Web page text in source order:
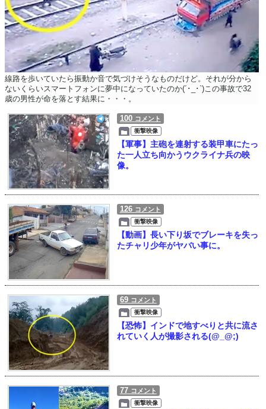
線路を歩いていたら振動か音で気づけそうなものだけど。それが分から
ないくらいスマートフォンに夢中になっていたのか(´･_･`)この事故で32
歳の男性が命を落とす結果に・・・。
100 コメント
衝撃映像
【軍事】主砲を連射する装甲車にたっ
た一人立ち向かうウクライナ兵の映
像。
126 コメント
衝撃映像
【動画】長い下り坂でブレーキを失っ
たチャリ少年がヤバい事に。
69 コメント
衝撃映像
【恐怖】インドで地すべりと共に流さ
れていく人が撮影される(@_@;)
77 コメント
衝撃映像